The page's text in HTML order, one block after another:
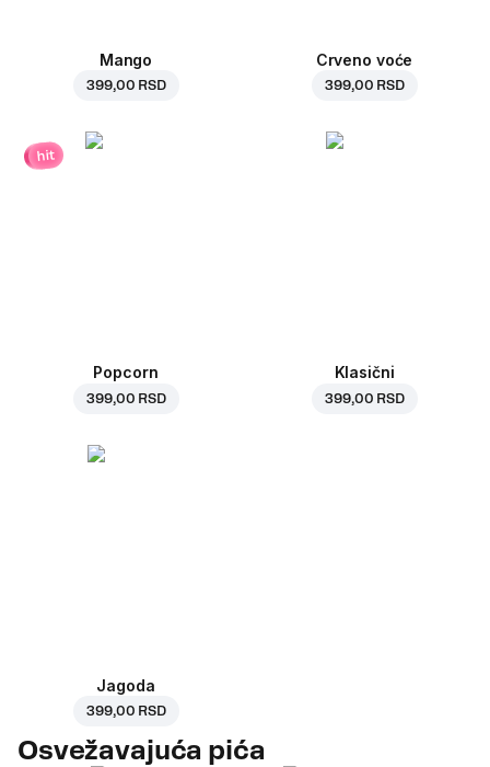
Mango
399,00 RSD
Crveno voće
399,00 RSD
hit
Popcorn
399,00 RSD
Klasični
399,00 RSD
Jagoda
399,00 RSD
Osvežavajuća pića